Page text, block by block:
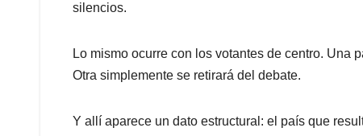
silencios.
Lo mismo ocurre con los votantes de centro. Una
Otra simplemente se retirará del debate.
Y allí aparece un dato estructural: el país que